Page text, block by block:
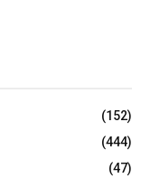
(152)
(444)
(47)